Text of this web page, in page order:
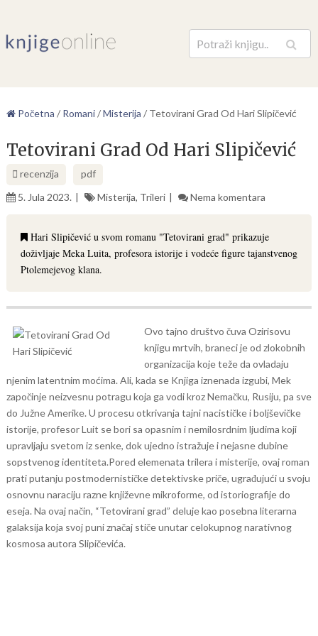
Pretraga
Početna / Romani/Misterija / Tetovirani Grad Od Hari Slipičević
Tetovirani Grad Od Hari Slipičević
recenzija
pdf
5. Jula 2023.
Misterija, Trileri Nema komentara
Hari Slipičević u svom romanu "Tetovirani grad" prikazuje
doživljaje Meka Luita, profesora istorije i vodeće figure tajanstvenog
Ptolemejevog klana.
Ovo tajno društvo čuva Ozirisovu
knjigu mrtvih, braneci je od zlokobnih
organizacija koje teže da ovladaju
njenim latentnim moćima. Ali, kada se Knjiga iznenada izgubi, Mek
započinje neizvesnu potragu koja ga vodi kroz Nemačku, Rusiju, pa sve
do Južne Amerike. U procesu otkrivanja tajni nacističke i boljševičke
istorije, profesor Luit se bori sa opasnim i nemilosrdnim ljudima koji
upravljaju svetom iz senke, dok ujedno istražuje i nejasne dubine
sopstvenog identiteta.Pored elemenata trilera i misterije, ovaj roman
prati putanju postmodernističke detektivske priče, ugrađujući u svoju
osnovnu naraciju razne književne mikroforme, od istoriografije do
eseja. Na ovaj način, “Tetovirani grad” deluje kao posebna literarna
galaksija koja svoj puni značaj stiče unutar celokupnog narativnog
kosmosa autora Slipičevića.